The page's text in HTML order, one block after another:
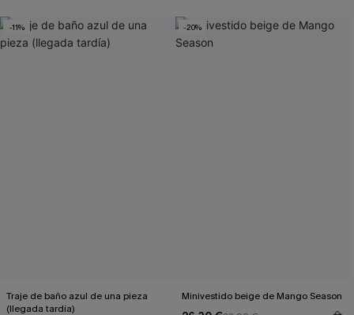
-11%
Traje de baño azul de una pieza
(llegada tardía)
-20%
Minivestido beige de Mango Season